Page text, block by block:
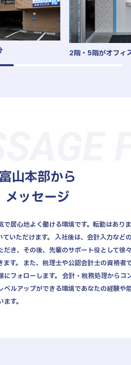
2階・5階がオフィ
富山本部から
メッセージ
で居心地よく働ける環境です。転勤はあり
ていただけます。 入社後は、会計入力など
だき、その後、先輩のサポート役として徐
ます。 また、税理士や公認会計士の資格者
にフォローします。 会計・税務処理からコ
ベルアップができる環境であなたの経験や
す。